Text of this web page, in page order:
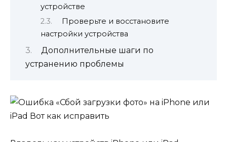
устройстве
Проверьте и восстановите
настройки устройства
Дополнительные шаги по
устранению проблемы